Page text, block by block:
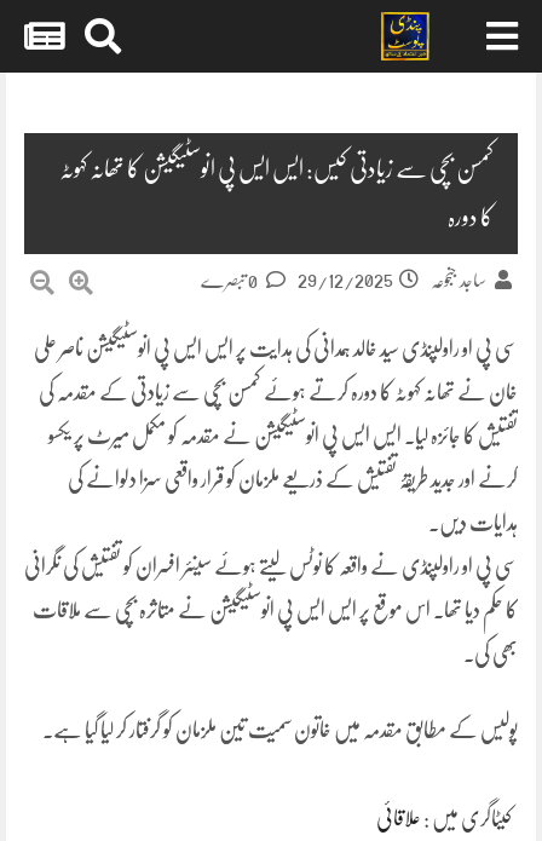
کمسن بچی سے زیادتی کیس: ایس ایس پی انوسٹیگیشن کا تھانہ کہوٹہ
کا دورہ
ساجد جنجوعہ 29/12/2025
سی پی او راولپنڈی سید خالد ہمدانی کی ہدایت پر ایس ایس پی انوسٹیگیشن ناصر علی
خان نے تھانہ کہوٹہ کا دورہ کرتے ہوئے کمسن بچی سے زیادتی کے مقدمہ کی
تفتیش کا جائزہ لیا۔ ایس ایس پی انوسٹیگیشن نے مقدمہ کو مکمل میرٹ پر یکسو
کرنے اور جدید طریقۂ تفتیش کے ذریعے ملزمان کو قرار واقعی سزا دلوانے کی
ہدایات دیں۔
سی پی او راولپنڈی نے واقعہ کا نوٹس لیتے ہوئے سینئر افسران کو تفتیش کی نگرانی
کا حکم دیا تھا۔ اس موقع پر ایس ایس پی انوسٹیگیشن نے متاثرہ بچی سے ملاقات
بھی کی۔
پولیس کے مطابق مقدمہ میں خاتون سمیت تین ملزمان کو گرفتار کر لیا گیا ہے۔
کیٹاگری میں : علاقائی